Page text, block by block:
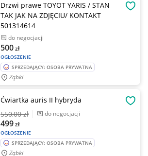
Drzwi prawe TOYOT YARIS / STAN
TAK JAK NA ZDJĘCIU/ KONTAKT
501314614
do negocjacji
OGŁOSZENIE
500zł
SPRZEDAJĄCY: OSOBA PRYWATNA
Ząbki
Ćwiartka auris II hybryda
550,00 zł do negocjacji
OGŁOSZENIE
499zł
SPRZEDAJĄCY: OSOBA PRYWATNA
Ząbki